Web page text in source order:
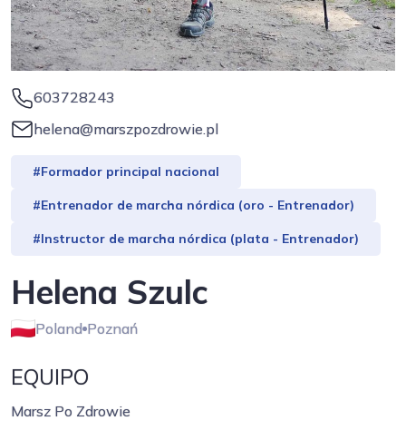
603728243
helena@marszpozdrowie.pl
#Formador principal nacional
#Entrenador de marcha nórdica (oro - Entrenador)
#Instructor de marcha nórdica (plata - Entrenador)
Helena Szulc
Poland Poznań
EQUIPO
Marsz Po Zdrowie